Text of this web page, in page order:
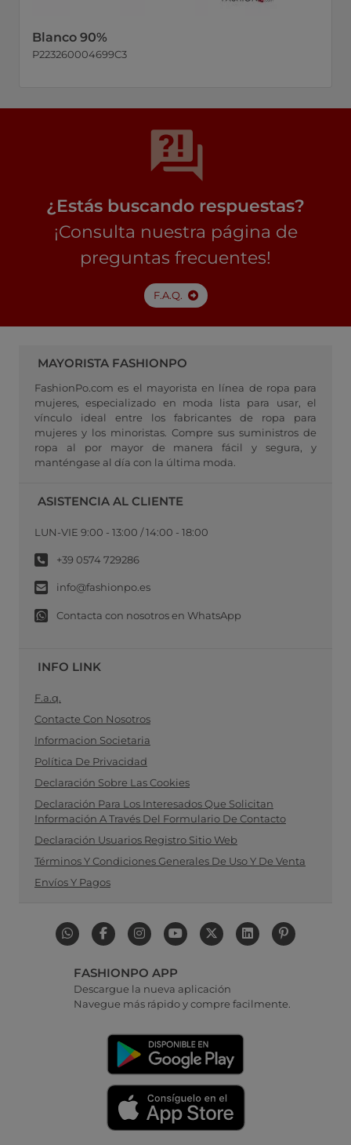
Blanco 90%
P223260004699C3
¿Estás buscando respuestas?
¡Consulta nuestra página de
preguntas frecuentes!
F.A.Q.
MAYORISTA FASHIONPO
FashionPo.com es el mayorista en línea de ropa para
mujeres, especializado en moda lista para usar, el
vínculo ideal entre los fabricantes de ropa para
mujeres y los minoristas. Compre sus suministros de
ropa al por mayor de manera fácil y segura, y
manténgase al día con la última moda.
ASISTENCIA AL CLIENTE
LUN-VIE 9:00 - 13:00 / 14:00 - 18:00
+39 0574 729286
info@fashionpo.es
Contacta con nosotros en WhatsApp
INFO LINK
F.a.q.
Contacte Con Nosotros
Informacion Societaria
Política De Privacidad
Declaración Sobre Las Cookies
Declaración Para Los Interesados Que Solicitan
Información A Través Del Formulario De Contacto
Declaración Usuarios Registro Sitio Web
Términos Y Condiciones Generales De Uso Y De Venta
Envíos Y Pagos
FASHIONPO APP
Descargue la nueva aplicación
Navegue más rápido y compre facilmente.